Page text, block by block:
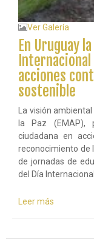
Ver Galería
En Uruguay
acciones
sostenible
La visión
la Paz (EMAP),
ciudadana en
reconocimiento de
de jornadas de
del Día
Leer más